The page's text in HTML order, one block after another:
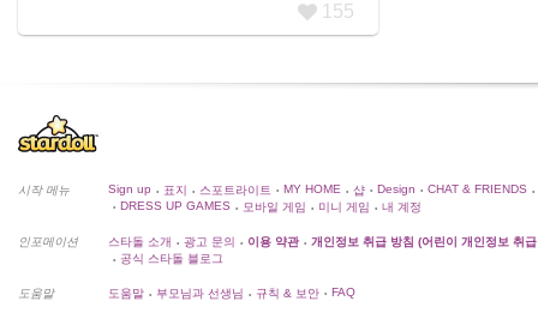
155
시작 메뉴 Sign up • 표지 • 스포트라이트 • MY HOME • 샵 • Design • CHAT & FRIENDS
•
• DRESS UP GAMES • 모바일 게임 • 미니 게임 • 내 계정
인포메이션 스타돌 소개 • 광고 문의 • 이용 약관 • 개인정보 취급 방침 (어린이 개인정보 취
• 공식 스타돌 블로그
도움말 도움말 • 부모님과 선생님 • 규칙 & 보안 • FAQ